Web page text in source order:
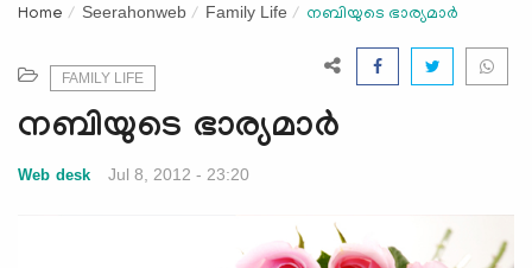
g
N
a
v
Home Seerahonweb Family Life നബിയുടെ ഭാര്യമാര്‍
FAMILY LIFE
നബിയുടെ ഭാര്യമാര്‍
Web desk Jul 8, 2012 - 23:20